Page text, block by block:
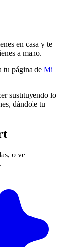
en casa y te
a mano.
tu página de Mi
sustituyendo lo
dándole tu
o ve